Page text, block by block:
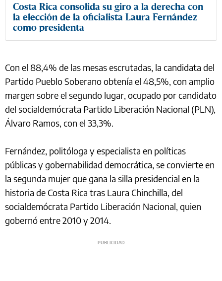
Costa Rica consolida su giro a la derecha con
la elección de la oficialista Laura Fernández
como presidenta
Con el 88,4% de las mesas escrutadas, la candidata del
Partido Pueblo Soberano obtenía el 48,5%, con amplio
margen sobre el segundo lugar, ocupado por candidato
del socialdemócrata Partido Liberación Nacional (PLN),
Álvaro Ramos, con el 33,3%.
Fernández, politóloga y especialista en políticas
públicas y gobernabilidad democrática, se convierte en
la segunda mujer que gana la silla presidencial en la
historia de Costa Rica tras Laura Chinchilla, del
socialdemócrata Partido Liberación Nacional, quien
gobernó entre 2010 y 2014.